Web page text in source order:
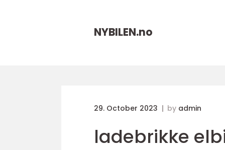
NYBILEN.no
29. October 2023 by admin
ladebrikke